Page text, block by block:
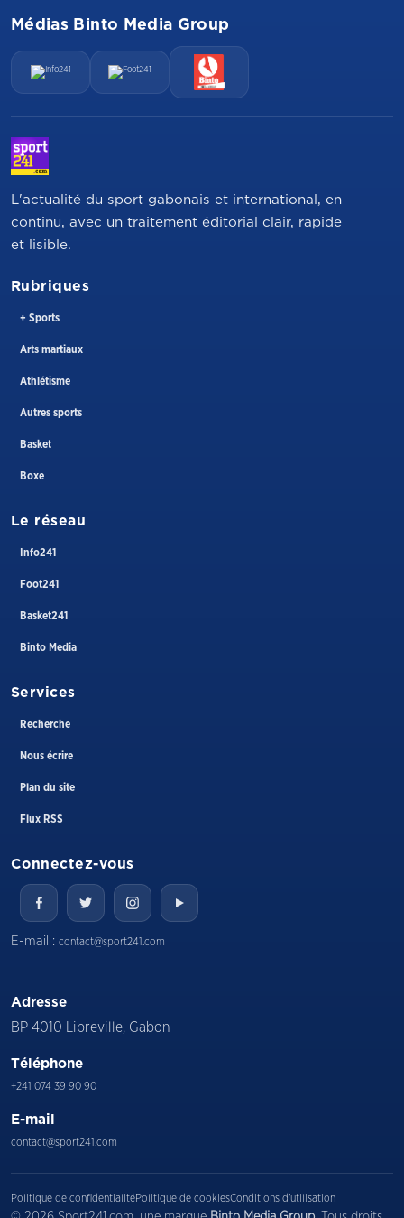
Médias Binto Media Group
L'actualité du sport gabonais et international, en
continu, avec un traitement éditorial clair, rapide
et lisible.
Rubriques
+ Sports
Arts martiaux
Athlétisme
Autres sports
Basket
Boxe
Le réseau
Info241
Foot241
Basket241
Binto Media
Services
Recherche
Nous écrire
Plan du site
Flux RSS
Connectez-vous
E-mail : contact@sport241.com
Adresse
BP 4010 Libreville, Gabon
Téléphone
+241 074 39 90 90
E-mail
contact@sport241.com
Politique de confidentialitéPolitique de cookiesConditions d'utilisation